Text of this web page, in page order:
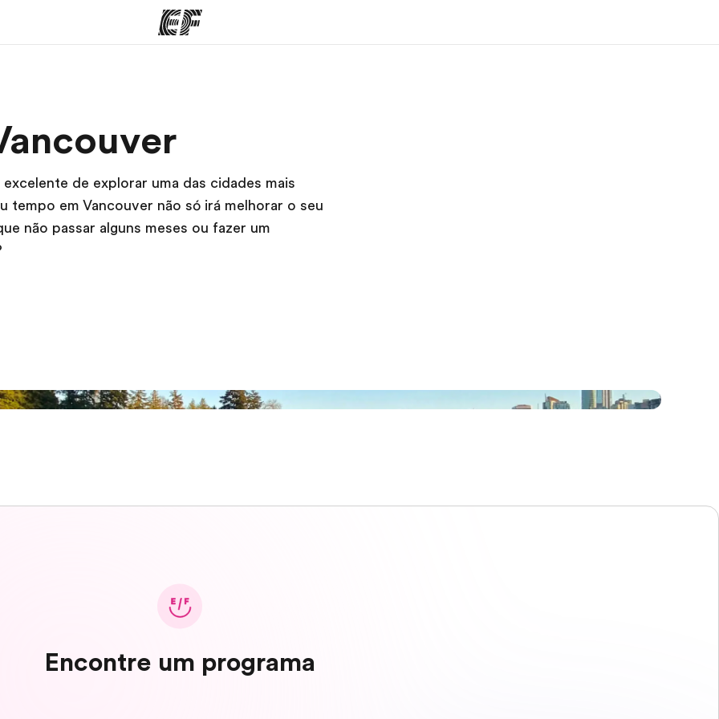
que
Encontre um escritório
de explorar uma das cidades mais
em Vancouver não só irá melhorar o seu
não passar alguns meses ou fazer um
Encontre um programa